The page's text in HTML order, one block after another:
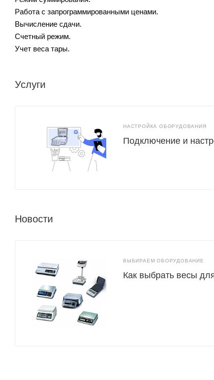
Работа с запрограммированными ценами.
Вычисление сдачи.
Счетный режим.
Учет веса тары.
Услуги
НАСТРОЙКА ОБОРУДОВАНИЯ
Подключение и
Новости
ВЫБИРАЕМ ОБОРУДОВАНИЕ
Как выбрать весы